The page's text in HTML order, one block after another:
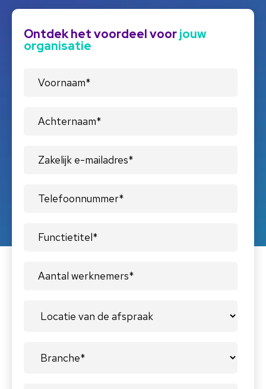
Ontdek het voordeel voorjouw
organisatie